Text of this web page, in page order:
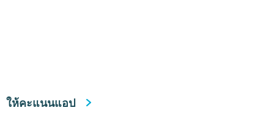
ให้คะแนนแอป